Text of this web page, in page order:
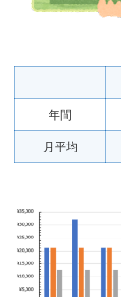
年間
月平均